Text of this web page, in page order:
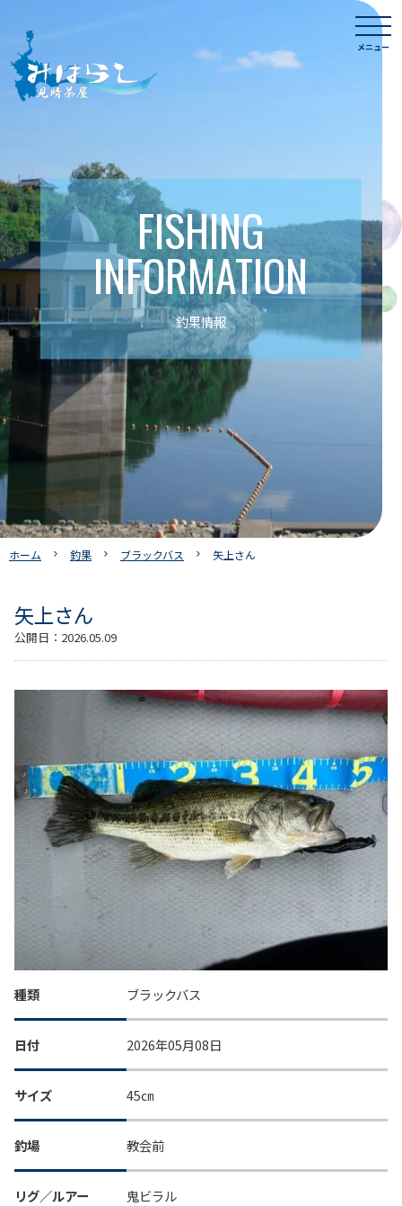
content
メニュー
FISHING
INFORMATION
釣果情報
ホーム 釣果 ブラックバス 矢上さん
矢上さん
公開日： 2026.05.09
種類 ブラックバス
日付 2026年05月08日
サイズ 45㎝
釣場 教会前
リグ／ルアー 鬼ビラル